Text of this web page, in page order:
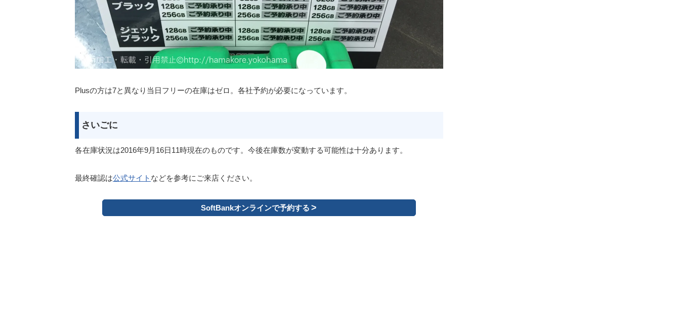
Plusの方は7と異なり当日フリーの在庫はゼロ。各社予約が必要になっています。
さいごに
各在庫状況は2016年9月16日11時現在のものです。今後在庫数が変動する可能性は十分あります。
最終確認は公式サイト などを参考にご来店ください。
SoftBankオンラインで予約する